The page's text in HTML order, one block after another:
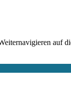
auf